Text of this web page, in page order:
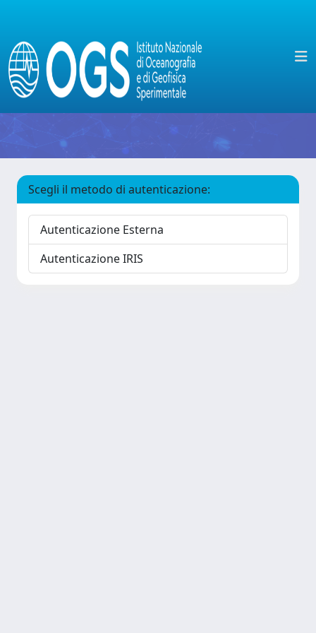
Scegli il metodo di autenticazione:
Autenticazione Esterna
Autenticazione IRIS